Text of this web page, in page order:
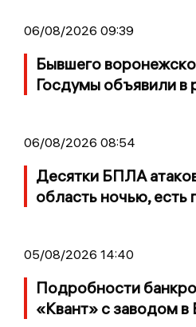
06/08/2026 09:39
Бывшего
Госдумы объявили в
06/08/2026 08:54
Десятки БПЛА
область ночью, есть
05/08/2026 14:40
Подробности
«Квант» с заводом